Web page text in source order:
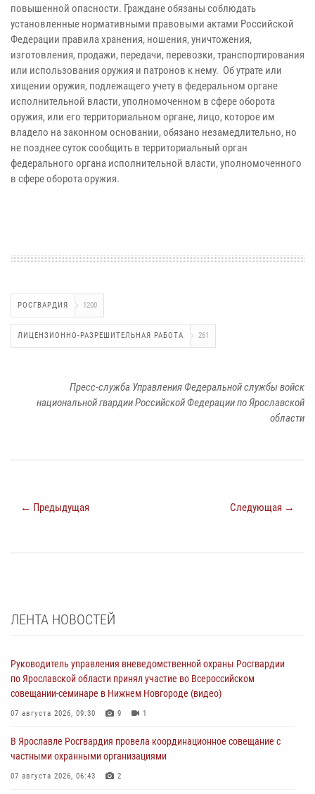
повышенной опасности. Граждане обязаны соблюдать
установленные нормативными правовыми актами Российской
Федерации правила хранения, ношения, уничтожения,
изготовления, продажи, передачи, перевозки, транспортирования
или использования оружия и патронов к нему. Об утрате или
хищении оружия, подлежащего учету в федеральном органе
исполнительной власти, уполномоченном в сфере оборота
оружия, или его территориальном органе, лицо, которое им
владело на законном основании, обязано незамедлительно, но
не позднее суток сообщить в территориальный орган
федерального органа исполнительной власти, уполномоченного
в сфере оборота оружия.
РОСГВАРДИЯ 1200
ЛИЦЕНЗИОННО-РАЗРЕШИТЕЛЬНАЯ РАБОТА 261
Пресс-служба Управления Федеральной службы войск
национальной гвардии Российской Федерации по Ярославской
области
← Предыдущая Следующая →
ЛЕНТА НОВОСТЕЙ
Руководитель управления вневедомственной охраны Росгвардии
по Ярославской области принял участие во Всероссийском
совещании-семинаре в Нижнем Новгороде (видео)
07 августа 2026, 09:30 9 1
В Ярославле Росгвардия провела координационное совещание с
частными охранными организациями
07 августа 2026, 06:43 2